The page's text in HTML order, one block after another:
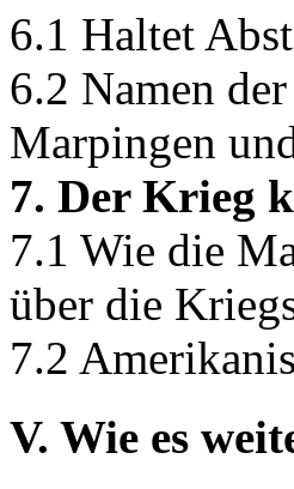
6.1 Haltet
6.2 Namen
Marpingen
7. Der Krieg
7.1 Wie die
über die
7.2
V. Wie es